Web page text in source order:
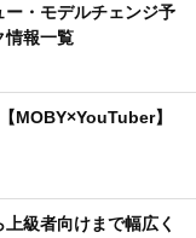
ー・モデルチェンジ予
情報一覧
MOBY×YouTuber】
上級者向けまで幅広く